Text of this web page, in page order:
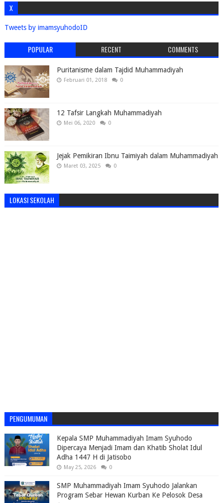
X
Tweets by imamsyuhodoID
POPULAR RECENT COMMENTS
Puritanisme dalam Tajdid Muhammadiyah
Februari 01, 2018 0
12 Tafsir Langkah Muhammadiyah
Mei 06, 2020 0
Jejak Pemikiran Ibnu Taimiyah dalam Muhammadiyah
Maret 03, 2025 0
LOKASI SEKOLAH
PENGUMUMAN
Kepala SMP Muhammadiyah Imam Syuhodo
Dipercaya Menjadi Imam dan Khatib Sholat Idul
Adha 1447 H di Jatisobo
May 25, 2026 0
SMP Muhammadiyah Imam Syuhodo Jalankan
Program Sebar Hewan Kurban Ke Pelosok Desa